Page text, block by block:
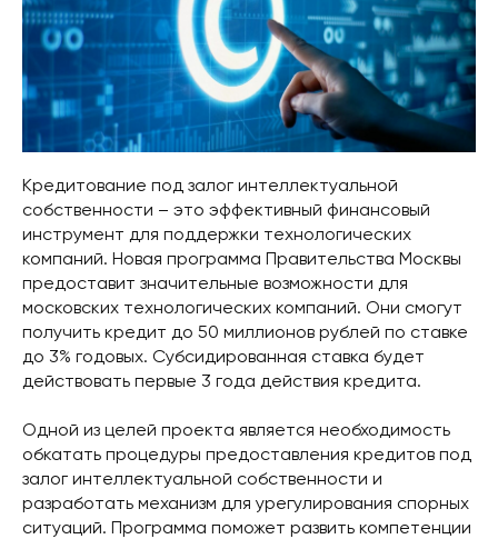
Кредитование под залог интеллектуальной
собственности – это эффективный финансовый
инструмент для поддержки технологических
компаний. Новая программа Правительства Москвы
предоставит значительные возможности для
московских технологических компаний. Они смогут
получить кредит до 50 миллионов рублей по ставке
до 3% годовых. Субсидированная ставка будет
действовать первые 3 года действия кредита.
Одной из целей проекта является необходимость
обкатать процедуры предоставления кредитов под
залог интеллектуальной собственности и
разработать механизм для урегулирования спорных
ситуаций. Программа поможет развить компетенции